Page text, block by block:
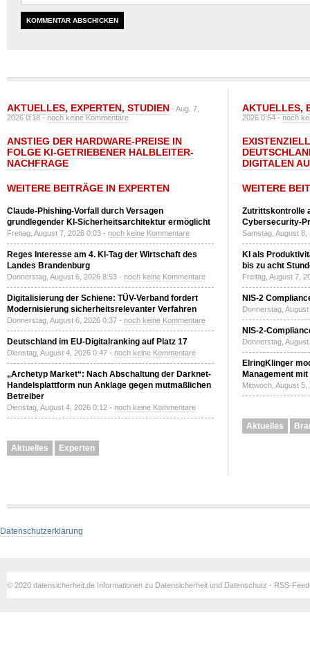
AKTUELLES, EXPERTEN, STUDIEN - Aug. 7,
2026 0:18 -noch keine Kommentare
ANSTIEG DER HARDWARE-PREISE IN
FOLGE KI-GETRIEBENER HALBLEITER-
NACHFRAGE
WEITERE BEITRÄGE IN EXPERTEN
Claude-Phishing-Vorfall durch Versagen
grundlegender KI-Sicherheitsarchitektur ermöglicht
Freitag, August 7, 2026 0:03 - noch keine Kommentare
Reges Interesse am 4. KI-Tag der Wirtschaft des
Landes Brandenburg
Donnerstag, August 6, 2026 8:53 - noch keine Kommentare
Digitalisierung der Schiene: TÜV-Verband fordert
Modernisierung sicherheitsrelevanter Verfahren
Donnerstag, August 6, 2026 0:37 - noch keine Kommentare
Deutschland im EU-Digitalranking auf Platz 17
Dienstag, August 4, 2026 0:47 - noch keine Kommentare
„Archetyp Market“: Nach Abschaltung der Darknet-
Handelsplattform nun Anklage gegen mutmaßlichen
Betreiber
Dienstag, August 4, 2026 0:12 - noch keine Kommentare
Aktuelles Experten
AKTUELLES,
2026 0:54 -noch
DIGITALEN
WEITERE
Zutrittskontrolle
Cybersecurity-
Samstag, August
KI als
bis zu acht
Freitag, August 7,
NIS-2
Donnerstag,
NIS-2-
Donnerstag,
ElringKlinger
Management
Mittwoch, August
Aktuelles
Datenschutzerklärung
© 2020 datensicherheit.de Informationen zu Datensicherheit und Datenschutz - RSS-